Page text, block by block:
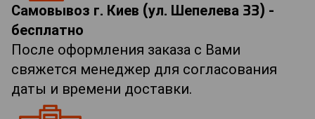
Самовывоз г. Киев (ул. Шепелева 33) -
бесплатно
После оформления заказа с Вами
свяжется менеджер для согласования
даты и времени доставки.